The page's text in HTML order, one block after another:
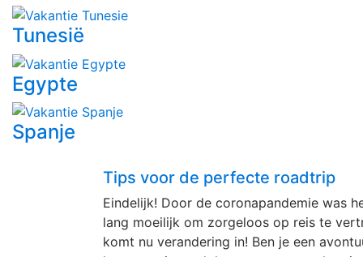
Tunesië
Egypte
Spanje
Tips voor de perfecte roadtrip
Eindelijk! Door de coronapandemie was
lang moeilijk om zorgeloos op reis te
komt nu verandering in! Ben je een